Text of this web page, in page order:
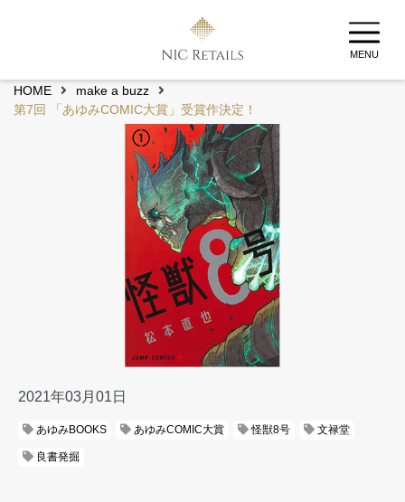
MENU
HOME
make a buzz
第7回 「あゆみCOMIC大賞」受賞作決定！
2021年03月01日
あゆみBOOKS あゆみCOMIC大賞 怪獣8号 文禄堂
良書発掘